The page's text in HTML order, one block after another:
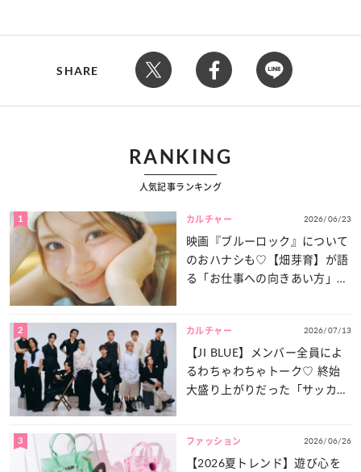
SHARE
RANKING
人気記事ランキング
1 カルチャー 2026/06/23
映画『ブルーロック』について
のおハナシも♡【畑芽育】が語
る「お仕事への向きあい方」と
2 カルチャー 2026/07/13
【JI BLUE】メンバー全員によ
るわちゃわちゃトーク♡ 終始
大盛り上がりだった「サッカー
3 ファッション 2026/06/26
【2026夏トレンド】遊び心を